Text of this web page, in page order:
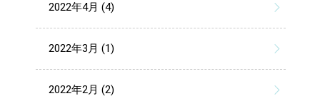
2022年4月 (4)
2022年3月 (1)
2022年2月 (2)